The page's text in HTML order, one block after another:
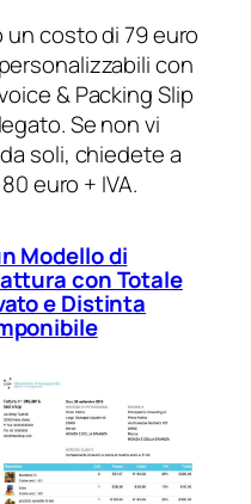
costo di 79 euro
con
& Packing Slip
Se non vi
soli, chiedete a
euro + IVA.
Modello di
con Totale
e Distinta